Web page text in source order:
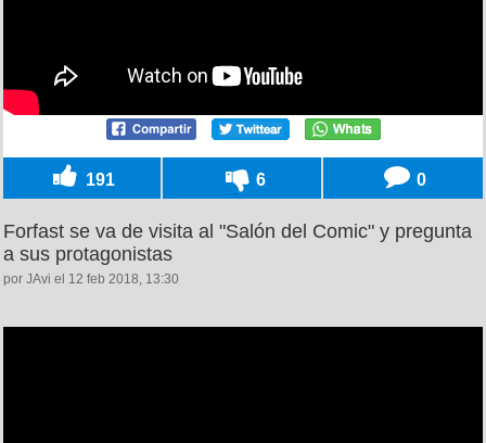
191 6 0
Forfast se va de visita al "Salón del Comic" y pregunta
a sus protagonistas
por JAvi el 12 feb 2018, 13:30